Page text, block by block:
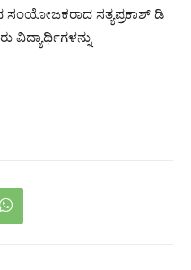
ಸಂಯೋಜಕರಾದ ಸತ್ಯಪ್ರಕಾಶ್ ಡಿ
ವಿದ್ಯಾರ್ಥಿಗಳನ್ನು